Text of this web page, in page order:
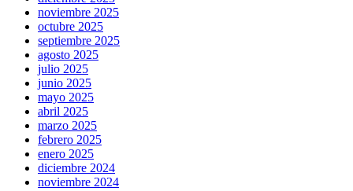
noviembre 2025
octubre 2025
septiembre 2025
agosto 2025
julio 2025
junio 2025
mayo 2025
abril 2025
marzo 2025
febrero 2025
enero 2025
diciembre 2024
noviembre 2024